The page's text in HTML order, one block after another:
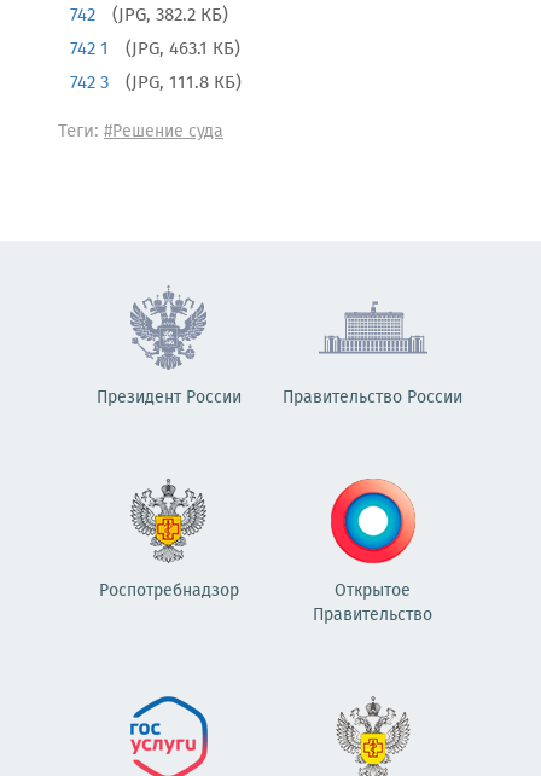
742 (JPG, 382.2 КБ)
742 1
(JPG, 463.1 КБ)
742 3 (JPG, 111.8 КБ)
Теги: #Решение суда
Президент России Правительство России
Роспотребнадзор
Открытое
Правительство